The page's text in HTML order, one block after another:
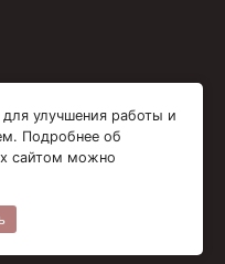
файлы
Сделано в
улучшения работы и
Подробнее об
сайтом можно